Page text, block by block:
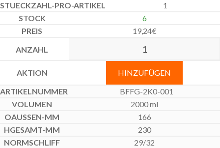
1
6
19,24€
HINZUFÜGEN
BFFG-2K0-001
2000 ml
166
230
29/32